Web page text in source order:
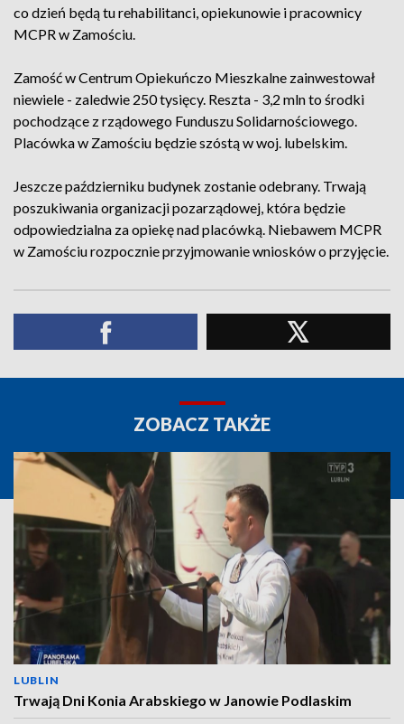
co dzień będą tu rehabilitanci, opiekunowie i pracownicy
MCPR w Zamościu.
Zamość w Centrum Opiekuńczo Mieszkalne zainwestował
niewiele - zaledwie 250 tysięcy. Reszta - 3,2 mln to środki
pochodzące z rządowego Funduszu Solidarnościowego.
Placówka w Zamościu będzie szóstą w woj. lubelskim.
Jeszcze październiku budynek zostanie odebrany. Trwają
poszukiwania organizacji pozarządowej, która będzie
odpowiedzialna za opiekę nad placówką. Niebawem MCPR
w Zamościu rozpocznie przyjmowanie wniosków o przyjęcie.
ZOBACZ TAKŻE
LUBLIN
Trwają Dni Konia Arabskiego w Janowie Podlaskim